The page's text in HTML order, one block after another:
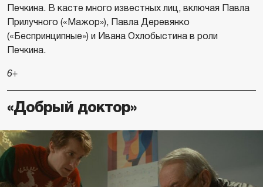
Печкина. В касте много известных лиц, включая Павла
Прилучного («Мажор»), Павла Деревянко
(«Беспринципные») и Ивана Охлобыстина в роли
Печкина.
6+
«Добрый доктор»